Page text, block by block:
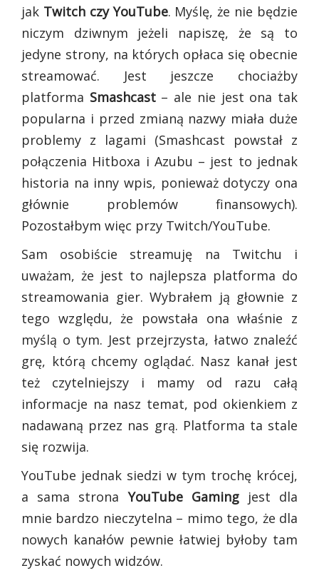
jak Twitch czy YouTube. Myślę, że nie będzie
niczym dziwnym jeżeli napiszę, że są to
jedyne strony, na których opłaca się obecnie
streamować. Jest jeszcze chociażby
platforma Smashcast– ale nie jest ona tak
popularna i przed zmianą nazwy miała duże
problemy z lagami (Smashcast powstał z
połączenia Hitboxa i Azubu – jest to jednak
historia na inny wpis, ponieważ dotyczy ona
głównie problemów finansowych).
Pozostałbym więc przy Twitch/YouTube.
Sam osobiście streamuję na Twitchu i
uważam, że jest to najlepsza platforma do
streamowania gier. Wybrałem ją głownie z
tego względu, że powstała ona właśnie z
myślą o tym. Jest przejrzysta, łatwo znaleźć
grę, którą chcemy oglądać. Nasz kanał jest
też czytelniejszy i mamy od razu całą
informacje na nasz temat, pod okienkiem z
nadawaną przez nas grą. Platforma ta stale
się rozwija.
YouTube jednak siedzi w tym trochę krócej,
a sama stronaYouTube Gamingjest dla
mnie bardzo nieczytelna – mimo tego, że dla
nowych kanałów pewnie łatwiej byłoby tam
zyskać nowych widzów.